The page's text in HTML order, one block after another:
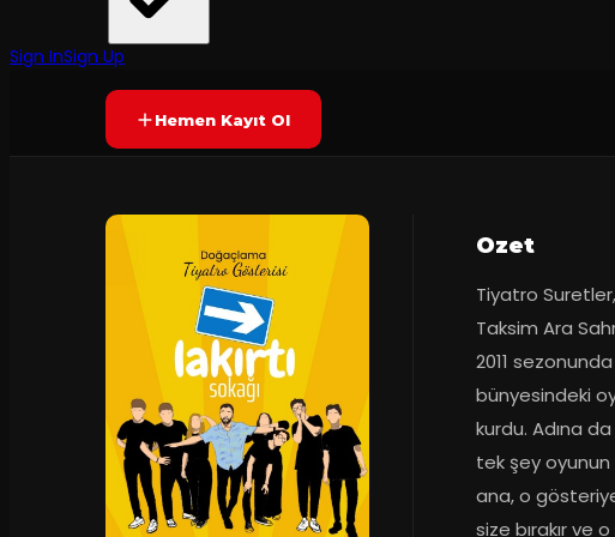
Sign InSign UpYAKINDA Yetersiz oy
Hemen Kayıt Ol
Ozet
Tiyatro
Taksim Ara
2011
bünyesindeki
kurdu. Adına da
tek şey
ana, o
size bırakır ve